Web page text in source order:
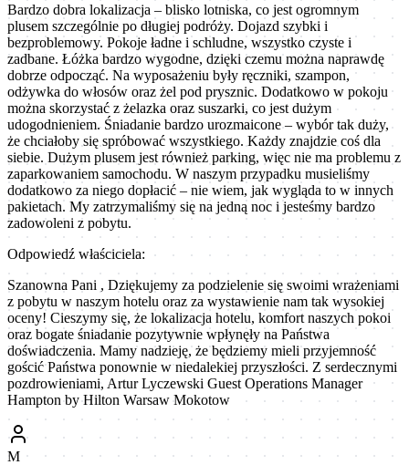
Bardzo dobra lokalizacja – blisko lotniska, co jest ogromnym
plusem szczególnie po długiej podróży. Dojazd szybki i
bezproblemowy. Pokoje ładne i schludne, wszystko czyste i
zadbane. Łóżka bardzo wygodne, dzięki czemu można naprawdę
dobrze odpocząć. Na wyposażeniu były ręczniki, szampon,
odżywka do włosów oraz żel pod prysznic. Dodatkowo w pokoju
można skorzystać z żelazka oraz suszarki, co jest dużym
udogodnieniem. Śniadanie bardzo urozmaicone – wybór tak duży,
że chciałoby się spróbować wszystkiego. Każdy znajdzie coś dla
siebie. Dużym plusem jest również parking, więc nie ma problemu z
zaparkowaniem samochodu. W naszym przypadku musieliśmy
dodatkowo za niego dopłacić – nie wiem, jak wygląda to w innych
pakietach. My zatrzymaliśmy się na jedną noc i jesteśmy bardzo
zadowoleni z pobytu.
Odpowiedź właściciela:
Szanowna Pani , Dziękujemy za podzielenie się swoimi wrażeniami
z pobytu w naszym hotelu oraz za wystawienie nam tak wysokiej
oceny! Cieszymy się, że lokalizacja hotelu, komfort naszych pokoi
oraz bogate śniadanie pozytywnie wpłynęły na Państwa
doświadczenia. Mamy nadzieję, że będziemy mieli przyjemność
gościć Państwa ponownie w niedalekiej przyszłości. Z serdecznymi
pozdrowieniami, Artur Lyczewski Guest Operations Manager
Hampton by Hilton Warsaw Mokotow
M